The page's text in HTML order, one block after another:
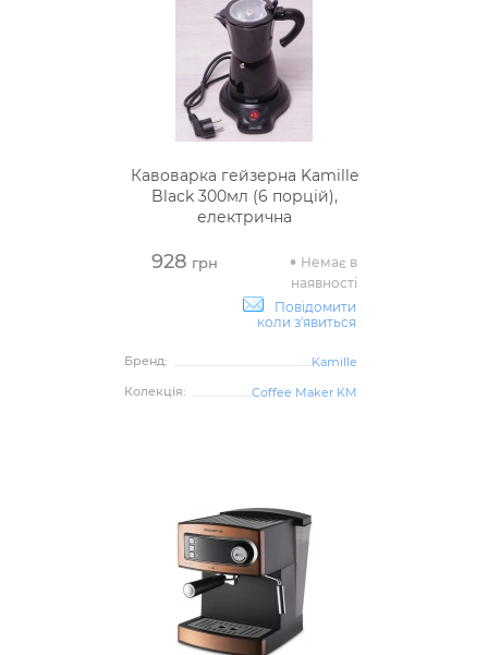
Кавоварка гейзерна Kamille
Black 300мл (6 порцій),
електрична
928 грн
Немає в
наявності
Повідомити
коли з'явиться
Бренд:
Kamille
Колекція:
Coffee Maker KM